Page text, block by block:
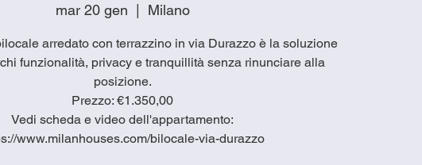
mar 20 gen
  |
Milano
arredato con terrazzino in via Durazzo è la soluzione
funzionalità, privacy e tranquillità senza rinunciare alla
posizione.
Prezzo: €1.350,00
Vedi scheda e video dell'appartamento:
www.milanhouses.com/bilocale-via-durazzo